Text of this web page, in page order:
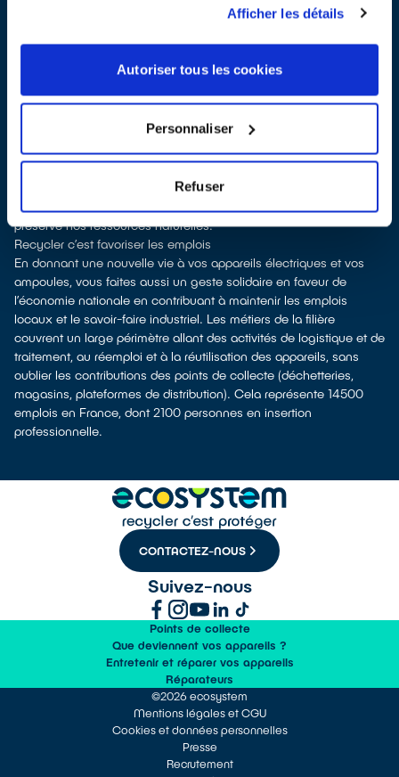
Afficher les détails
Autoriser tous les cookies
Personnaliser
Refuser
nous remettent ensuite les appareils collectés afin que nous
La production d’équipements électriques neufs est émettrice de
le don permet d’éviter la production de nouveaux produits tout en
soutenant l'économie sociale et solidaire
le recyclage permet d'éviter l'extraction de matières premières
brutes, leur transformation et leur transport, en utilisant à la place
des matières recyclées, ce qui génère moins de pollution et
préserve nos ressources naturelles.
Recycler c’est favoriser les emplois
En donnant une nouvelle vie à vos appareils électriques et vos
ampoules, vous faites aussi un geste solidaire en faveur de
l’économie nationale en contribuant à maintenir les emplois
locaux et le savoir-faire industriel. Les métiers de la filière
couvrent un large périmètre allant des activités de logistique et de
traitement, au réemploi et à la réutilisation des appareils, sans
oublier les contributions des points de collecte (déchetteries,
magasins, plateformes de distribution). Cela représente 14500
emplois en France, dont 2100 personnes en insertion
professionnelle.
CONTACTEZ-NOUS
Suivez-nous
Points de collecte
Que deviennent vos appareils ?
Entretenir et réparer vos appareils
Réparateurs
©2026 ecosystem
Mentions légales et CGU
Cookies et données personnelles
Presse
Recrutement